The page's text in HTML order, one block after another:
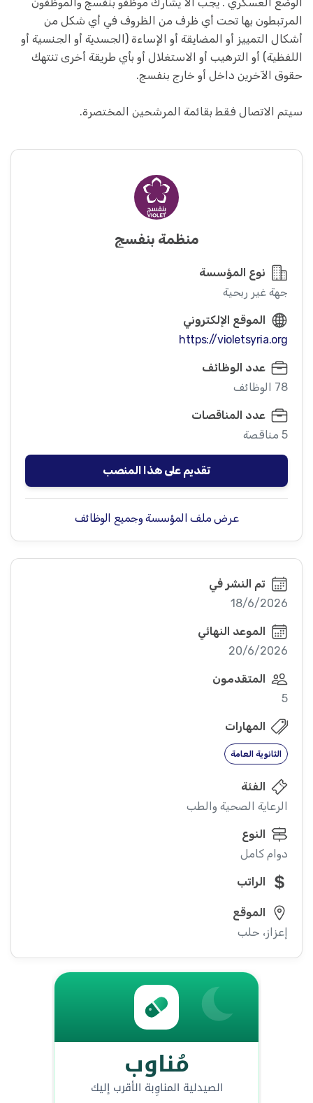
المرتبطون بها تحت أي ظرف من الظروف في أي شكل من
أشكال التمييز أو المضايقة أو الإساءة (الجسدية أو الجنسية أو
اللفظية) أو الترهيب أو الاستغلال أو بأي طريقة أخرى تنتهك
حقوق الآخرين داخل أو خارج بنفسج.
سيتم الاتصال فقط بقائمة المرشحين المختصرة.
منظمة بنفسج
نوع المؤسسة
جهة غير ربحية
الموقع الإلكتروني
https://violetsyria.org
عدد الوظائف
78 الوظائف
عدد المناقصات
5 مناقصة
تقديم على هذا المنصب
عرض ملف المؤسسة وجميع الوظائف
تم النشر في
18/6/2026
الموعد النهائي
20/6/2026
المتقدمون
5
المهارات
الثانوية العامة
الفئة
الرعاية الصحية والطب
النوع
دوام كامل
الراتب
الموقع
إعزاز، حلب